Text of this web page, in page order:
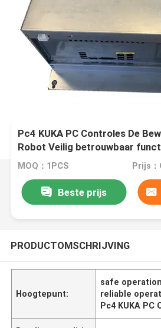
Pc4 KUKA PC Controles De
Robot Veilig betrouwbaar
MOQ：1PCS Prijs
Beste prijs
PRODUCTOMSCHRIJVING
Hoogtepunt:
safe
reliable
Pc4 KUKA PC